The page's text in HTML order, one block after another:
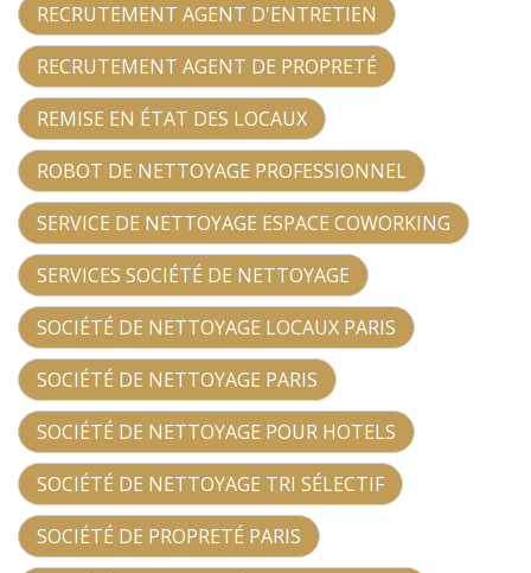
RECRUTEMENT AGENT D'ENTRETIEN
RECRUTEMENT AGENT DE PROPRETÉ
REMISE EN ÉTAT DES LOCAUX
ROBOT DE NETTOYAGE PROFESSIONNEL
SERVICE DE NETTOYAGE ESPACE COWORKING
SERVICES SOCIÉTÉ DE NETTOYAGE
SOCIÉTÉ DE NETTOYAGE LOCAUX PARIS
SOCIÉTÉ DE NETTOYAGE PARIS
SOCIÉTÉ DE NETTOYAGE POUR HOTELS
SOCIÉTÉ DE NETTOYAGE TRI SÉLECTIF
SOCIÉTÉ DE PROPRETÉ PARIS